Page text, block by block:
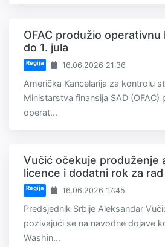
OFAC produžio operativnu
do 1. jula
Regija 16.06.2026 21:36
Američka Kancelarija za kontrolu
Ministarstva finansija SAD (OFAC)
operat...
Vučić očekuje produženje
licence i dodatni rok za rad
Regija 16.06.2026 17:45
Predsjednik Srbije Aleksandar
pozivajući se na navodne dojave
Washin...